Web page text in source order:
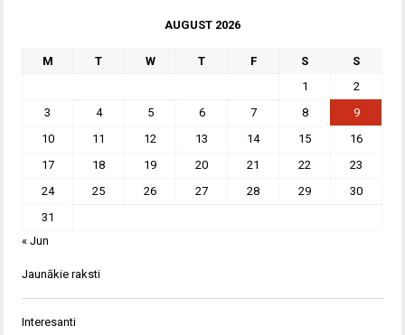
AUGUST 2026
M T W T F S
S
1
2
3
4 5 6 7 8
9
10
11 12 13 14 15
16
17
18 19 20 21 22
23
24
25 26 27 28 29
30
31
« Jun
Jaunākie raksti
Interesanti